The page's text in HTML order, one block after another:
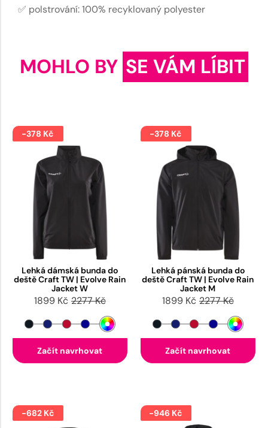
✅ polstrování: 100% recyklovaný polyester
MOHLO BY SE VÁM LÍBIT
-378 Kč
Lehká dámská bunda do
deště Craft TW | Evolve Rain
Jacket W
1899 Kč 2277 Kč
Začít navrhovat
-378 Kč
Lehká pánská bunda do
deště Craft TW | Evolve Rain
Jacket M
1899 Kč 2277 Kč
Začít navrhovat
-682 Kč -946 Kč